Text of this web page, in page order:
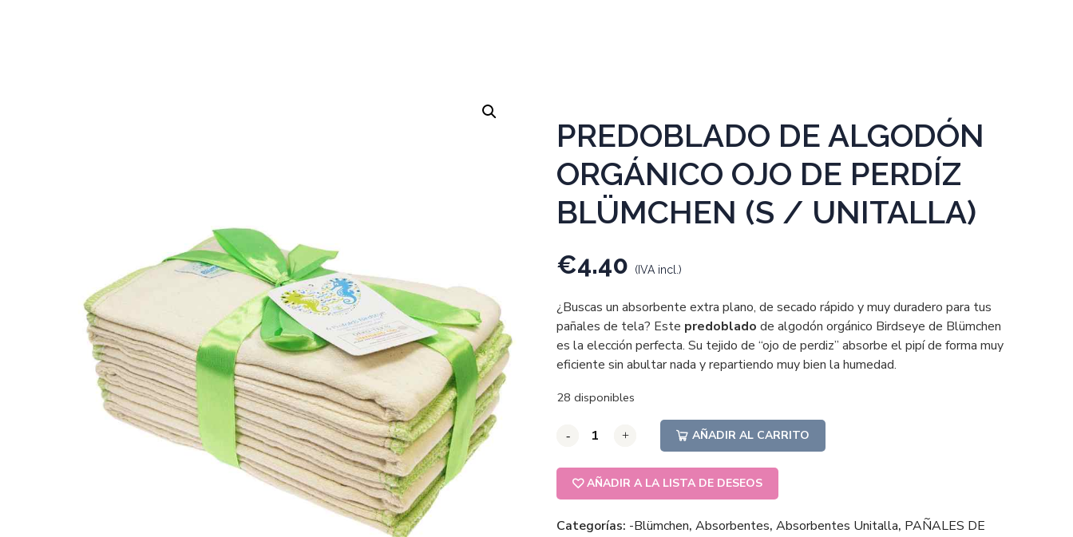
PREDOBLADO DE ALGODÓN
ORGÁNICO OJO DE PERDÍZ
BLÜMCHEN (S / UNITALLA)
€4.40 (IVA incl.)
¿Buscas un absorbente extra plano, de secado rápido y muy duradero para tus
pañales de tela? Este predoblado de algodón orgánico Birdseye de Blümchen
es la elección perfecta. Su tejido de “ojo de perdiz” absorbe el pipí de forma muy
eficiente sin abultar nada y repartiendo muy bien la humedad.
28 disponibles
- +
- +
- + AÑADIR AL CARRITO
AÑADIR A LA LISTA DE DESEOS
Categorías: -Blümchen, Absorbentes, Absorbentes Unitalla, PAÑALES DE